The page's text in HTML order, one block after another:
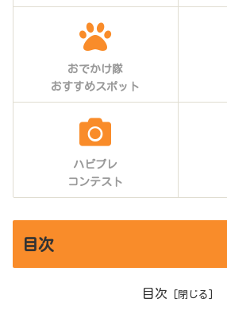
おでかけ隊
おすすめスポット
ハピプレ
コンテスト
目次
目次